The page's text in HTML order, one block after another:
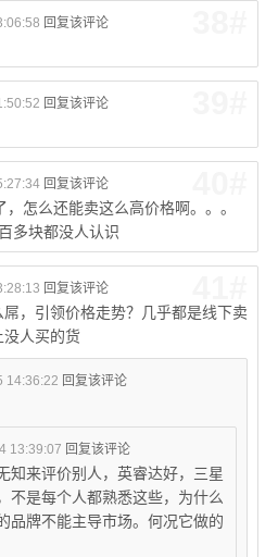
回复该评论
回复该评论
回复该评论
怎么还能卖这么高价格啊。。。
多块都没人认识
回复该评论
，引领价格走势？几乎都是线下卖
人买的货
14:36:22 回复该评论
13:39:07 回复该评论
知来评价别人，英睿达好，三星
不是每个人都熟悉这些，为什么
品牌不能主导市场。何况它做的